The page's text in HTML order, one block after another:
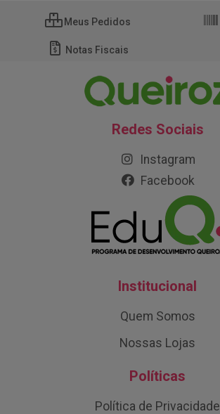
Meus Pedidos
Notas Fiscais
Redes Sociais
Instagram
Facebook
Institucional
Quem Somos
Nossas Lojas
Políticas
Política de Privacidade